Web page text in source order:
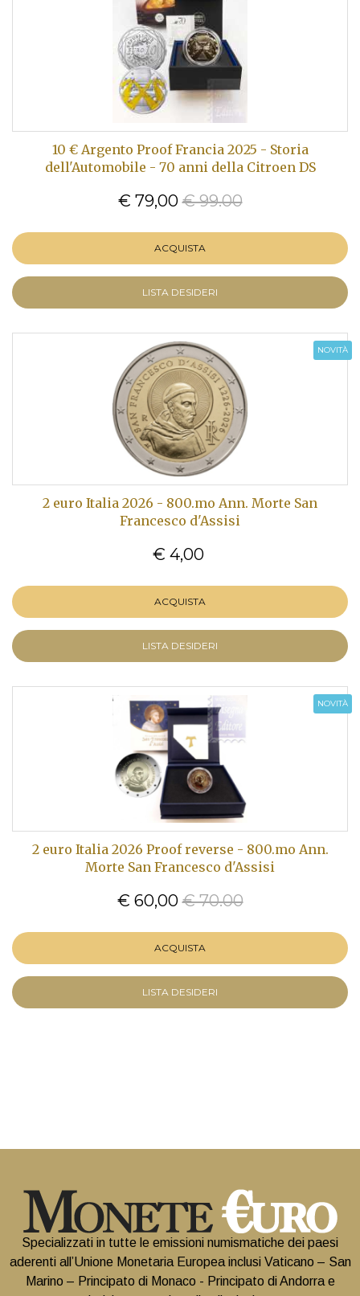
10 € Argento Proof Francia 2025 - Storia
dell'Automobile - 70 anni della Citroen DS
€ 79,00 € 99.00
ACQUISTA
LISTA DESIDERI
NOVITÀ
2 euro Italia 2026 - 800.mo Ann. Morte San
Francesco d'Assisi
€ 4,00
ACQUISTA
LISTA DESIDERI
NOVITÀ
2 euro Italia 2026 Proof reverse - 800.mo Ann.
Morte San Francesco d'Assisi
€ 60,00 € 70.00
ACQUISTA
LISTA DESIDERI
Specializzati in tutte le emissioni numismatiche dei paesi
aderenti all’Unione Monetaria Europea inclusi Vaticano – San
Marino – Principato di Monaco - Principato di Andorra e